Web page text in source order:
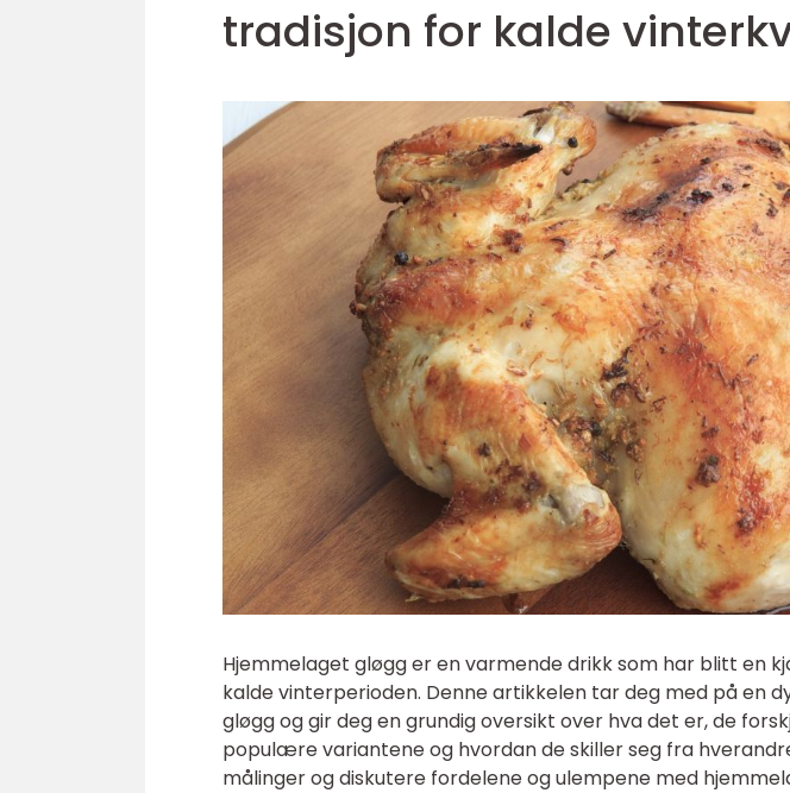
tradisjon for kalde
Hjemmelaget gløgg er en varmende drikk som har blitt en
kalde vinterperioden. Denne artikkelen tar deg med på en
gløgg og gir deg en grundig oversikt over hva det er, de
populære variantene og hvordan de skiller seg fra
målinger og diskutere fordelene og ulempene med